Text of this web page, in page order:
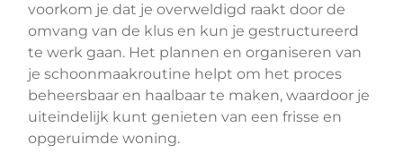
voorkom je dat je overweldigd raakt door de
omvang van de klus en kun je gestructureerd
te werk gaan. Het plannen en organiseren van
je schoonmaakroutine helpt om het proces
beheersbaar en haalbaar te maken, waardoor je
uiteindelijk kunt genieten van een frisse en
opgeruimde woning.